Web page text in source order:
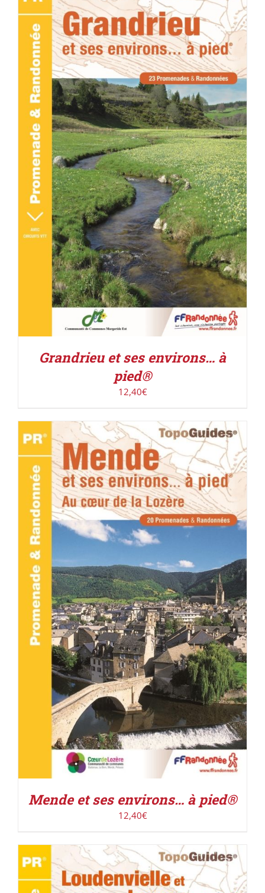
ACHETER LE PRODUIT / DÉTAILS
Grandrieu et ses environs… à
pied®
12,40€
ACHETER LE PRODUIT / DÉTAILS
Mende et ses environs… à pied®
12,40€